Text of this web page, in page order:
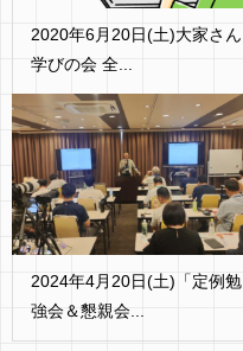
2020年6月20日(土)大家さん
学びの会 全...
2024年4月20日(土)「定例勉
強会＆懇親会...